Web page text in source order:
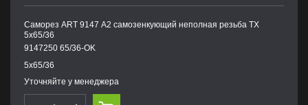
Саморез ART 9147 А2 самозенкующий неполная резьба TX
5х65/36
9147250 65/36-OK
5х65/36
Уточняйте у менеджера